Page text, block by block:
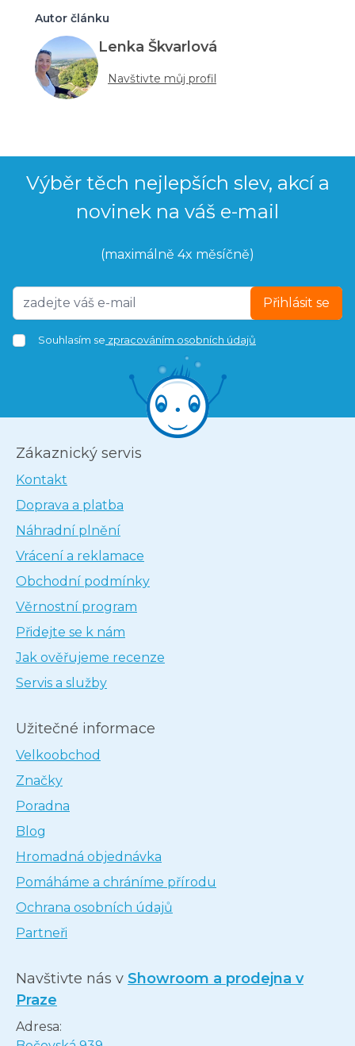
Autor článku
Lenka Škvarlová
Navštivte můj profil
Výběr těch nejlepších slev, akcí a
novinek na váš e-mail
(maximálně 4x měsíčně)
Přihlásit se
Souhlasím se zpracováním osobních údajů
Zákaznický servis
Kontakt
Doprava a platba
Náhradní plnění
Vrácení a reklamace
Obchodní podmínky
Věrnostní program
Přidejte se k nám
Jak ověřujeme recenze
Servis a služby
Užitečné informace
Velkoobchod
Značky
Poradna
Blog
Hromadná objednávka
Pomáháme a chráníme přírodu
Ochrana osobních údajů
Partneři
Navštivte nás v Showroom a prodejna v
Praze
Adresa: